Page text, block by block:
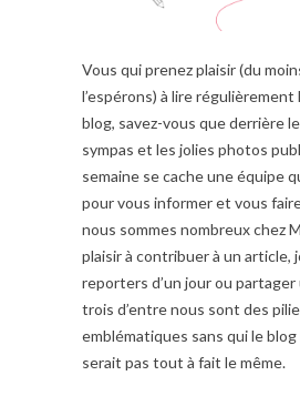
Vous qui prenez plaisir (du
l’espérons) à lire
blog, savez-vous que derrière
sympas et les jolies photos
semaine se cache une équipe
pour vous informer et vous
nous sommes nombreux chez
plaisir à contribuer à un article,
reporters d’un jour ou
trois d’entre nous sont des
emblématiques sans qui le blog
serait pas tout à fait le même.